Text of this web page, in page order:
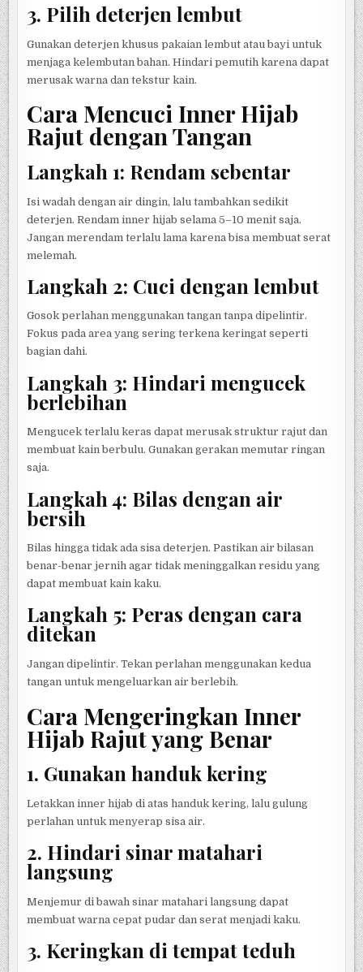
3. Pilih deterjen lembut
Gunakan deterjen khusus pakaian lembut atau bayi untuk
menjaga kelembutan bahan. Hindari pemutih karena dapat
merusak warna dan tekstur kain.
Cara Mencuci Inner Hijab
Rajut dengan Tangan
Langkah 1: Rendam sebentar
Isi wadah dengan air dingin, lalu tambahkan sedikit
deterjen. Rendam inner hijab selama 5–10 menit saja.
Jangan merendam terlalu lama karena bisa membuat serat
melemah.
Langkah 2: Cuci dengan lembut
Gosok perlahan menggunakan tangan tanpa dipelintir.
Fokus pada area yang sering terkena keringat seperti
bagian dahi.
Langkah 3: Hindari mengucek
berlebihan
Mengucek terlalu keras dapat merusak struktur rajut dan
membuat kain berbulu. Gunakan gerakan memutar ringan
saja.
Langkah 4: Bilas dengan air
bersih
Bilas hingga tidak ada sisa deterjen. Pastikan air bilasan
benar-benar jernih agar tidak meninggalkan residu yang
dapat membuat kain kaku.
Langkah 5: Peras dengan cara
ditekan
Jangan dipelintir. Tekan perlahan menggunakan kedua
tangan untuk mengeluarkan air berlebih.
Cara Mengeringkan Inner
Hijab Rajut yang Benar
1. Gunakan handuk kering
Letakkan inner hijab di atas handuk kering, lalu gulung
perlahan untuk menyerap sisa air.
2. Hindari sinar matahari
langsung
Menjemur di bawah sinar matahari langsung dapat
membuat warna cepat pudar dan serat menjadi kaku.
3. Keringkan di tempat teduh